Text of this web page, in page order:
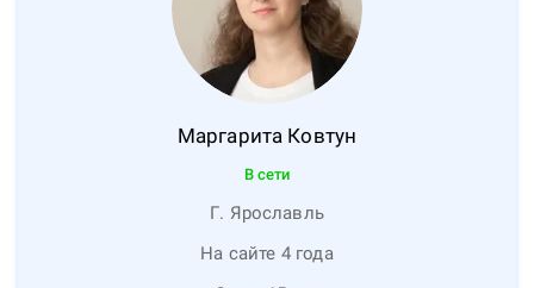
Маргарита Ковтун
В сети
Г. Ярославль
На сайте 4 года